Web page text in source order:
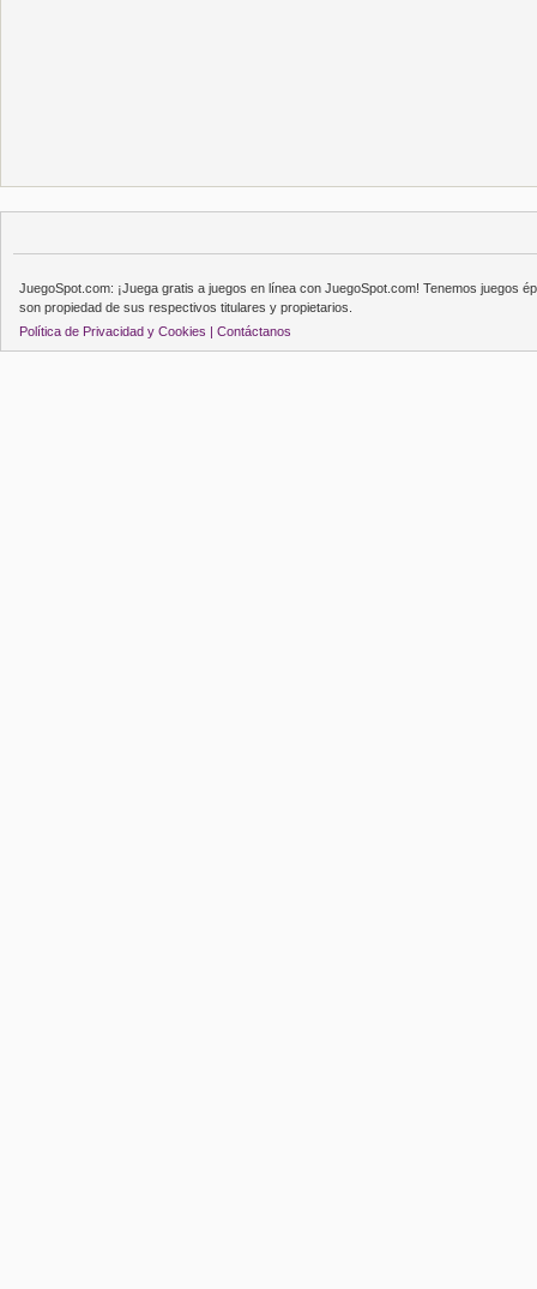
JuegoSpot.com: ¡Juega gratis a juegos en línea con JuegoSpot.com! Tenemos juegos
son propiedad de sus respectivos titulares y propietarios.
Política de Privacidad y Cookies | Contáctanos